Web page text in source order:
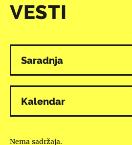
VESTI
Svi programi
Saradnja
Kalendar
Nema sadržaja.